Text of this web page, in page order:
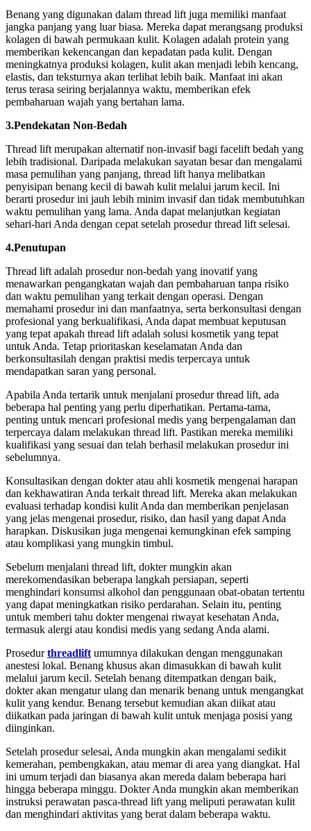
Benang yang digunakan dalam thread lift juga memiliki manfaat
jangka panjang yang luar biasa. Mereka dapat merangsang produksi
kolagen di bawah permukaan kulit. Kolagen adalah protein yang
memberikan kekencangan dan kepadatan pada kulit. Dengan
meningkatnya produksi kolagen, kulit akan menjadi lebih kencang,
elastis, dan teksturnya akan terlihat lebih baik. Manfaat ini akan
terus terasa seiring berjalannya waktu, memberikan efek
pembaharuan wajah yang bertahan lama.
3.Pendekatan Non-Bedah
Thread lift merupakan alternatif non-invasif bagi facelift bedah yang
lebih tradisional. Daripada melakukan sayatan besar dan mengalami
masa pemulihan yang panjang, thread lift hanya melibatkan
penyisipan benang kecil di bawah kulit melalui jarum kecil. Ini
berarti prosedur ini jauh lebih minim invasif dan tidak membutuhkan
waktu pemulihan yang lama. Anda dapat melanjutkan kegiatan
sehari-hari Anda dengan cepat setelah prosedur thread lift selesai.
4.Penutupan
Thread lift adalah prosedur non-bedah yang inovatif yang
menawarkan pengangkatan wajah dan pembaharuan tanpa risiko
dan waktu pemulihan yang terkait dengan operasi. Dengan
memahami prosedur ini dan manfaatnya, serta berkonsultasi dengan
profesional yang berkualifikasi, Anda dapat membuat keputusan
yang tepat apakah thread lift adalah solusi kosmetik yang tepat
untuk Anda. Tetap prioritaskan keselamatan Anda dan
berkonsultasilah dengan praktisi medis terpercaya untuk
mendapatkan saran yang personal.
Apabila Anda tertarik untuk menjalani prosedur thread lift, ada
beberapa hal penting yang perlu diperhatikan. Pertama-tama,
penting untuk mencari profesional medis yang berpengalaman dan
terpercaya dalam melakukan thread lift. Pastikan mereka memiliki
kualifikasi yang sesuai dan telah berhasil melakukan prosedur ini
sebelumnya.
Konsultasikan dengan dokter atau ahli kosmetik mengenai harapan
dan kekhawatiran Anda terkait thread lift. Mereka akan melakukan
evaluasi terhadap kondisi kulit Anda dan memberikan penjelasan
yang jelas mengenai prosedur, risiko, dan hasil yang dapat Anda
harapkan. Diskusikan juga mengenai kemungkinan efek samping
atau komplikasi yang mungkin timbul.
Sebelum menjalani thread lift, dokter mungkin akan
merekomendasikan beberapa langkah persiapan, seperti
menghindari konsumsi alkohol dan penggunaan obat-obatan tertentu
yang dapat meningkatkan risiko perdarahan. Selain itu, penting
untuk memberi tahu dokter mengenai riwayat kesehatan Anda,
termasuk alergi atau kondisi medis yang sedang Anda alami.
Prosedurthreadlift umumnya dilakukan dengan menggunakan
anestesi lokal. Benang khusus akan dimasukkan di bawah kulit
melalui jarum kecil. Setelah benang ditempatkan dengan baik,
dokter akan mengatur ulang dan menarik benang untuk mengangkat
kulit yang kendur. Benang tersebut kemudian akan diikat atau
diikatkan pada jaringan di bawah kulit untuk menjaga posisi yang
diinginkan.
Setelah prosedur selesai, Anda mungkin akan mengalami sedikit
kemerahan, pembengkakan, atau memar di area yang diangkat. Hal
ini umum terjadi dan biasanya akan mereda dalam beberapa hari
hingga beberapa minggu. Dokter Anda mungkin akan memberikan
instruksi perawatan pasca-thread lift yang meliputi perawatan kulit
dan menghindari aktivitas yang berat dalam beberapa waktu.